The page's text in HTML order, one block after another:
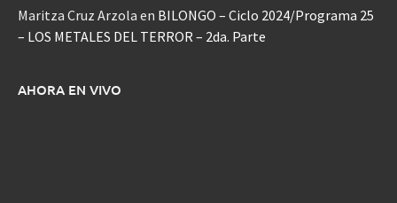
Maritza Cruz Arzola en BILONGO – Ciclo 2024/Programa 25
– LOS METALES DEL TERROR – 2da. Parte
AHORA EN VIVO